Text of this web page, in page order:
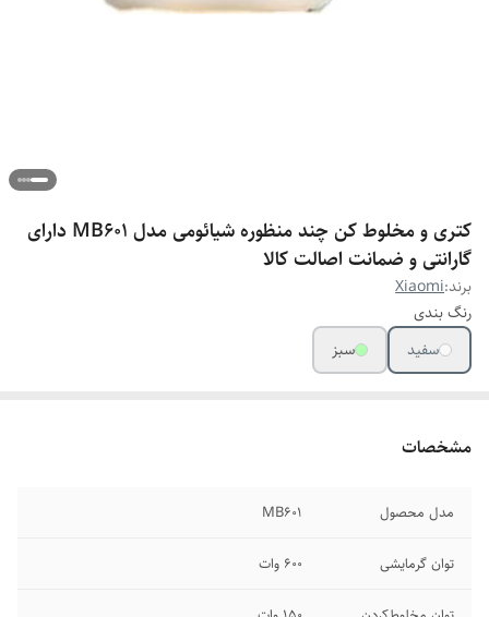
کتری و مخلوط کن چند منظوره شيائومی مدل MB601 دارای
گارانتی و ضمانت اصالت کالا
برند:Xiaomi
رنگ بندی
سفید
سبز
مشخصات
مدل محصول MB601
توان گرمایشی 600 وات